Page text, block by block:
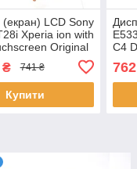
LCD Sony
Xperia ion with
Original
741 ₴
Купити
C4